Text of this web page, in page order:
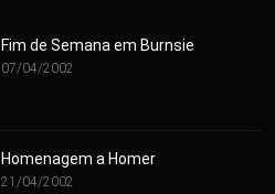
Fim de Semana em Burnsie
07/04/2002
Homenagem a Homer
21/04/2002